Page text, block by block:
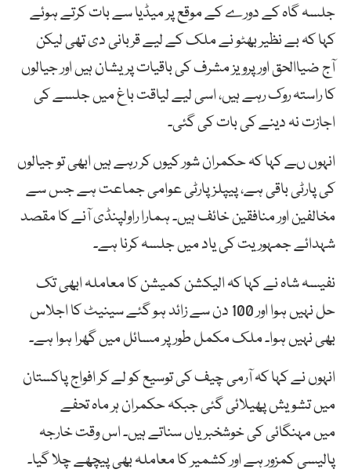
جلسہ گاہ کے دورے کے موقع پر میڈیا سے بات کرتے ہوئے
کہا کہ بے نظیر بھٹو نے ملک کے لیے قربانی دی تھی لیکن
آج ضیاالحق اور پرویز مشرف کی باقیات پریشان ہیں اور جیالوں
کا راستہ روک رہے ہیں، اسی لیے لیاقت باغ میں جلسے کی
اجازت نہ دینے کی بات کی گئی۔
انہوں ںے کہا کہ حکمران شور کیوں کر رہے ہیں ابھی تو جیالوں
کی پارٹی باقی ہے، پیپلز پارٹی عوامی جماعت ہے جس سے
مخالفین اور منافقین خائف ہیں۔ ہمارا راولپنڈی آنے کا مقصد
شہدائے جمہوریت کی یاد میں جلسہ کرنا ہے۔
نفیسہ شاہ نے کہا کہ الیکشن کمیشن کا معاملہ ابھی تک
حل نہیں ہوا اور 100 دن سے زائد ہو گئے سینیٹ کا اجلاس
بھی نہیں ہوا۔ ملک مکمل طور پر مسائل میں گھرا ہوا ہے۔
انہوں نے کہا کہ آرمی چیف کی توسیع کو لے کر افواج پاکستان
میں تشویش پھیلائی گئی جبکہ حکمران ہر ماہ تحفے
میں مہنگائی کی خوشخبریاں سناتے ہیں۔ اس وقت خارجہ
پالیسی کمزور ہے اور کشمیر کا معاملہ بھی پیچھے چلا گیا۔